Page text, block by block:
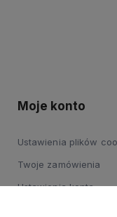
Moje konto
Ustawienia plików
Twoje zamówienia
Ustawienia konta